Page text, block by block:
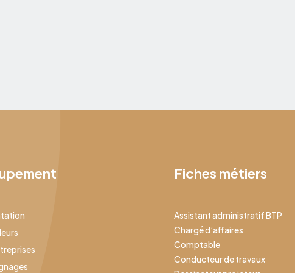
Fiches métiers
Assistant administratif BTP
Chargé d’affaires
Comptable
Conducteur de travaux